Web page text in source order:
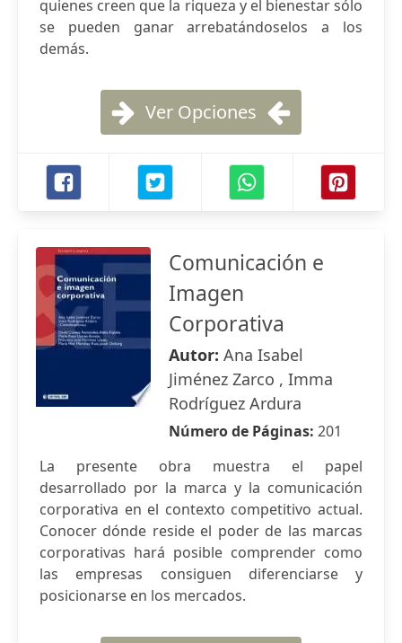
quienes creen que la riqueza y el bienestar sólo
se pueden ganar arrebatándoselos a los
demás.
Ver Opciones
Comunicación e
Imagen
Corporativa
Autor: Ana Isabel
Jiménez Zarco , Imma
Rodríguez Ardura
Número de Páginas: 201
La presente obra muestra el papel
desarrollado por la marca y la comunicación
corporativa en el contexto competitivo actual.
Conocer dónde reside el poder de las marcas
corporativas hará posible comprender como
las empresas consiguen diferenciarse y
posicionarse en los mercados.